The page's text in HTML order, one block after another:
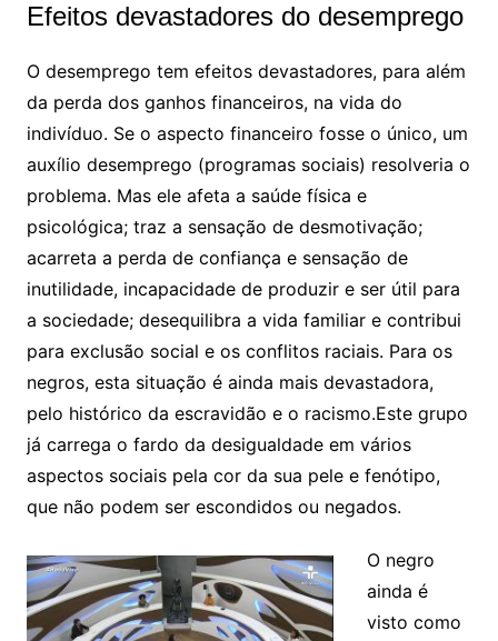
Efeitos devastadores do desemprego
O desemprego tem efeitos devastadores, para além
da perda dos ganhos financeiros, na vida do
indivíduo. Se o aspecto financeiro fosse o único, um
auxílio desemprego (programas sociais) resolveria o
problema. Mas ele afeta a saúde física e
psicológica; traz a sensação de desmotivação;
acarreta a perda de confiança e sensação de
inutilidade, incapacidade de produzir e ser útil para
a sociedade; desequilibra a vida familiar e contribui
para exclusão social e os conflitos raciais. Para os
negros, esta situação é ainda mais devastadora,
pelo histórico da escravidão e o racismo.Este grupo
já carrega o fardo da desigualdade em vários
aspectos sociais pela cor da sua pele e fenótipo,
que não podem ser escondidos ou negados.
O negro
ainda é
visto como